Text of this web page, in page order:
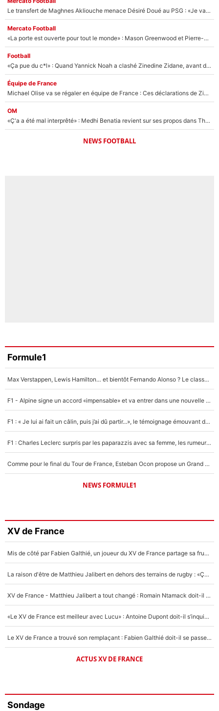
Le transfert de Maghnes Akliouche menace Désiré Doué au PSG : «Je valide à 200%»
Mercato Football
«La porte est ouverte pour tout le monde» : Mason Greenwood et Pierre-Emerick Aubameyang ont quitté l'OM, Amine Gouiri balance sur la suite du mercato et sur la réaction du vestiaire !
Football
«Ça pue du c*l» : Quand Yannick Noah a clashé Zinedine Zidane, avant de se faire recadrer par le nouveau sélectionneur de l'équipe de France !
Équipe de France
Michael Olise va se régaler en équipe de France : Ces déclarations de Zinedine Zidane qui prouvent qu'il va tout miser sur la star du Bayern Munich !
OM
«Ç'a a été mal interprêté» : Medhi Benatia revient sur ses propos dans The Bridge et précise ses conditions pour rejoindre le PSG !
NEWS FOOTBALL
Formule1
Max Verstappen, Lewis Hamilton… et bientôt Fernando Alonso ? Le classement des pilotes les mieux payés en Formule 1 risque de changer !
F1 - Alpine signe un accord «impensable» et va entrer dans une nouvelle dimension : Grande nouvelle pour Pierre Gasly !
F1 : « Je lui ai fait un câlin, puis j’ai dû partir...», le témoignage émouvant de Max Verstappen sur sa fille
F1 : Charles Leclerc surpris par les paparazzis avec sa femme, les rumeurs étaient vraies !
Comme pour le final du Tour de France, Esteban Ocon propose un Grand Prix de Formule 1 à Paris : «Autour de l’Arc de Triomphe, ce serait génial» !
NEWS FORMULE1
XV de France
Mis de côté par Fabien Galthié, un joueur du XV de France partage sa frustration : «ils ne me l’ont pas dit tout de suite»
La raison d'être de Matthieu Jalibert en dehors des terrains de rugby : «Ça m'atteint autant que si tu touches à un membre de ma famille»
XV de France - Matthieu Jalibert a tout changé : Romain Ntamack doit-il s’inquiéter pour sa place à un an de la Coupe du monde ?
«Le XV de France est meilleur avec Lucu» : Antoine Dupont doit-il s’inquiéter pour sa place ?
Le XV de France a trouvé son remplaçant : Fabien Galthié doit-il se passer d'Antoine Dupont ?
ACTUS XV DE FRANCE
Sondage